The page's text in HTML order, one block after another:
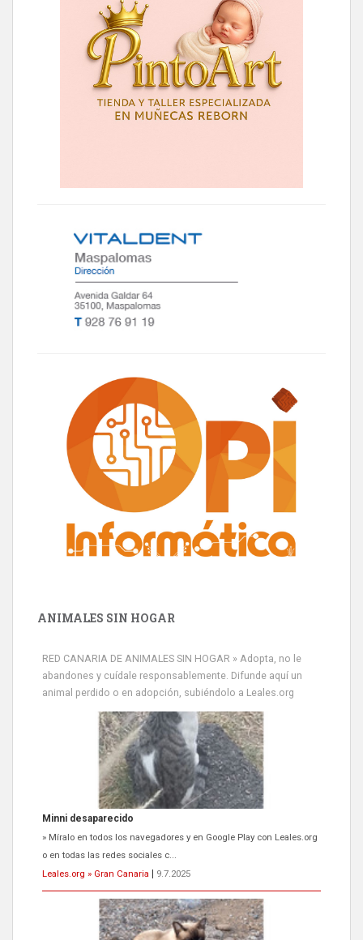
ANIMALES SIN HOGAR
RED CANARIA DE ANIMALES SIN HOGAR » Adopta, no le
abandones y cuídale responsablemente. Difunde aquí un
animal perdido o en adopción, subiéndolo a Leales.org
Siami Perdida
Se llama Siami,es hembra de 4 años,esterilizada con marca de
oreja,cariñosa,mimosa pero miedosa,e...
Leales.org » Gran Canaria
9.7.2025